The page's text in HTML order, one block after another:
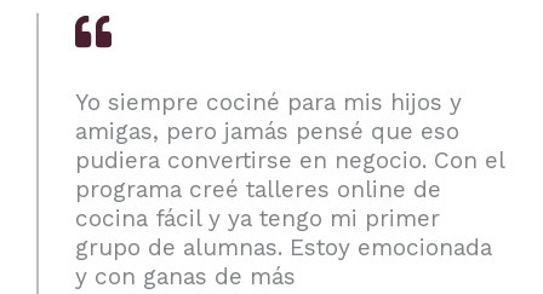
Yo siempre cociné para mis hijos y
amigas, pero jamás pensé que eso
pudiera convertirse en negocio. Con el
programa creé talleres online de
cocina fácil y ya tengo mi primer
grupo de alumnas. Estoy emocionada
y con ganas de más